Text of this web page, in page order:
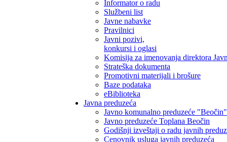
Informator o radu
Službeni list
Javne nabavke
Pravilnici
Javni pozivi,
konkursi i oglasi
Komisija za imenovanja direktora
Strateška dokumenta
Promotivni materijali i brošure
Baze podataka
eBiblioteka
Javna preduzeća
Javno komunalno preduzeće "Beočin"
Javno preduzeće Toplana Beočin
Godišnji izveštaji o radu javnih
Cenovnik usluga javnih preduzeća